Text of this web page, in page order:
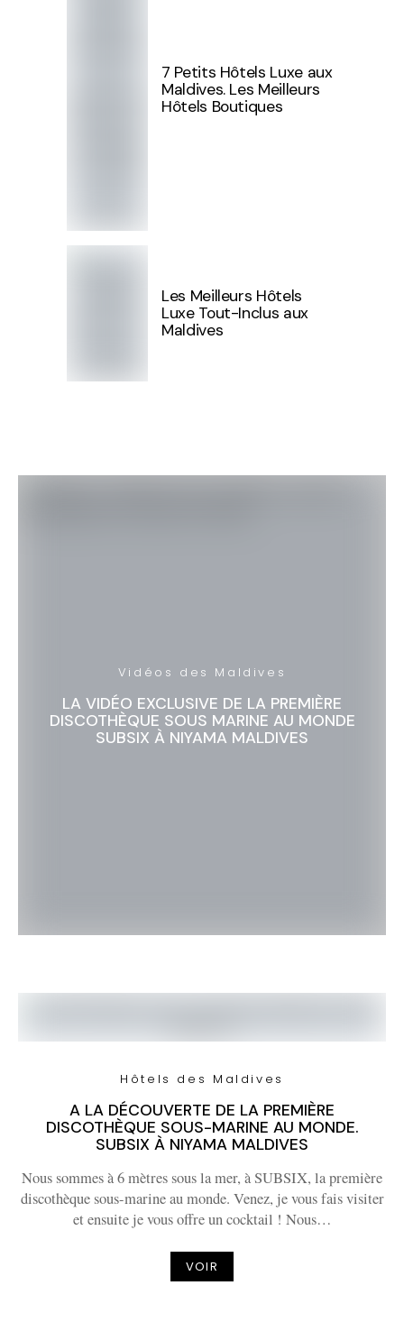
7 Petits Hôtels Luxe aux
Maldives. Les Meilleurs
Hôtels Boutiques
Les Meilleurs Hôtels
Luxe Tout-Inclus aux
Maldives
Vidéos des Maldives
LA VIDÉO EXCLUSIVE DE LA PREMIÈRE
DISCOTHÈQUE SOUS MARINE AU MONDE
SUBSIX À NIYAMA MALDIVES
Hôtels des Maldives
A LA DÉCOUVERTE DE LA PREMIÈRE
DISCOTHÈQUE SOUS-MARINE AU MONDE.
SUBSIX À NIYAMA MALDIVES
Nous sommes à 6 mètres sous la mer, à SUBSIX, la première
discothèque sous-marine au monde. Venez, je vous fais visiter
et ensuite je vous offre un cocktail ! Nous…
VOIR